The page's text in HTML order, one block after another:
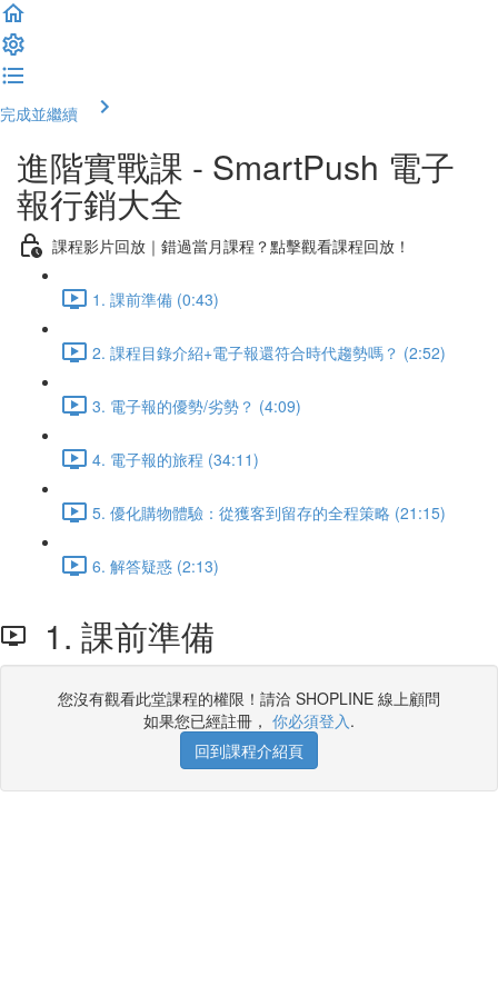
完成並繼續
進階實戰課 - SmartPush 電子
報行銷大全
課程影片回放｜錯過當月課程？點擊觀看課程回放！
1. 課前準備 (0:43)
2. 課程目錄介紹+電子報還符合時代趨勢嗎？ (2:52)
3. 電子報的優勢/劣勢？ (4:09)
4. 電子報的旅程 (34:11)
5. 優化購物體驗：從獲客到留存的全程策略 (21:15)
6. 解答疑惑 (2:13)
1. 課前準備
您沒有觀看此堂課程的權限！請洽 SHOPLINE 線上顧問
如果您已經註冊， 你必須登入.
回到課程介紹頁